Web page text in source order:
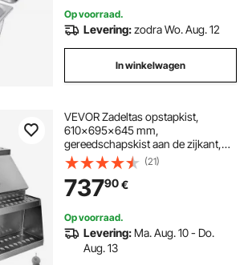
Op voorraad.
Levering:zodra Wo. Aug. 12
In winkelwagen
VEVOR Zadeltas opstapkist,
610x695x645 mm,
gereedschapskist aan de zijkant,
opbergkist voor zadeltas met T-
handgreep, slot en sleutels voor
oplegger, dieplader
(21)
73790€
Op voorraad.
Levering: Ma. Aug. 10 - Do.
Aug. 13